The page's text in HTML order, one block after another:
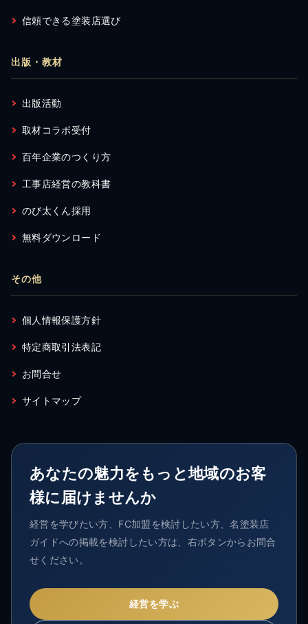
信頼できる塗装店選び
出版・教材
出版活動
取材コラボ受付
百年企業のつくり方
工事店経営の教科書
のび太くん採用
無料ダウンロード
その他
個人情報保護方針
特定商取引法表記
お問合せ
サイトマップ
あなたの魅力をもっと地域のお客
様に届けませんか
経営を学びたい方、FC加盟を検討したい方、名塗装店
ガイドへの掲載を検討したい方は、右ボタンからお問合
せください。
経営を学ぶ